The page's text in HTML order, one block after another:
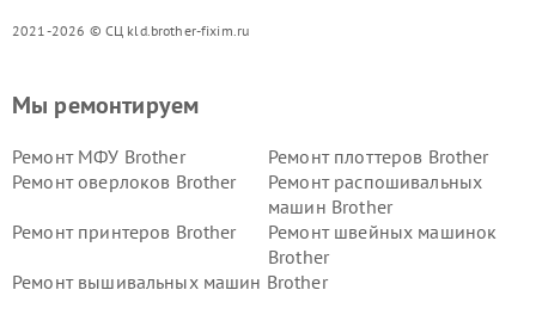
2021-2026 © СЦ kld.brother-fixim.ru
Мы ремонтируем
Ремонт МФУ Brother
Ремонт плоттеров Brother
Ремонт оверлоков Brother
Ремонт распошивальных
машин Brother
Ремонт принтеров Brother
Ремонт швейных машинок
Brother
Ремонт вышивальных машин Brother